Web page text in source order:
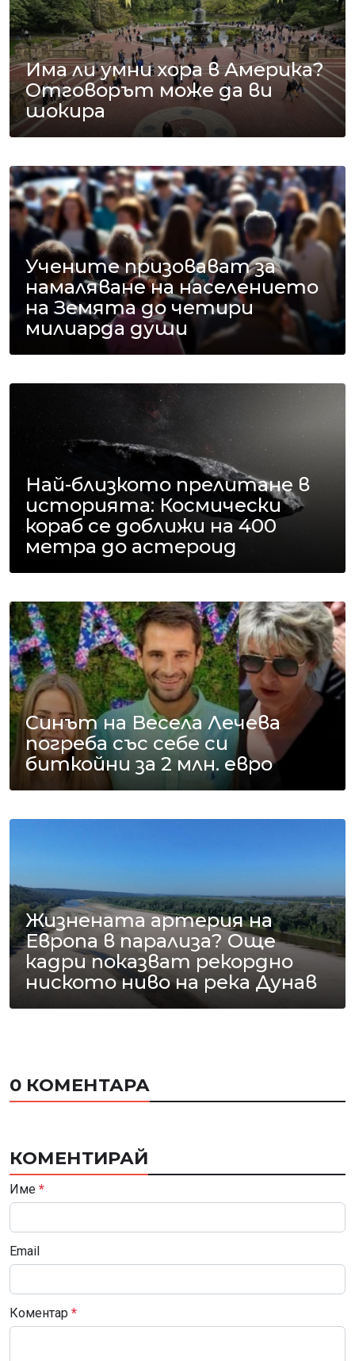
Има ли умни хора в Америка?
Отговорът може да ви
шокира
Учените призовават за
намаляване на населението
на Земята до четири
милиарда души
Най-близкото прелитане в
историята: Космически
кораб се доближи на 400
метра до астероид
Синът на Весела Лечева
погреба със себе си
биткойни за 2 млн. евро
Жизнената артерия на
Европа в парализа? Още
кадри показват рекордно
ниското ниво на река Дунав
0 КОМЕНТАРА
КОМЕНТИРАЙ
Име *
Email
Коментар *